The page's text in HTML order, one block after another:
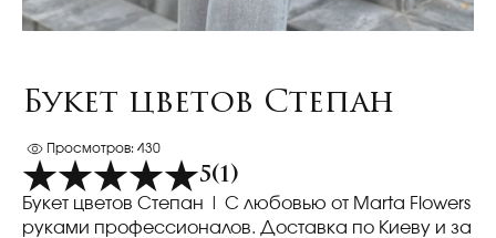
Букет цветов Степан
Просмотров: 430
5(1)
Букет цветов Степан
| С любовью от Marta Flowers
руками профессионалов. Доставка по Киеву и за